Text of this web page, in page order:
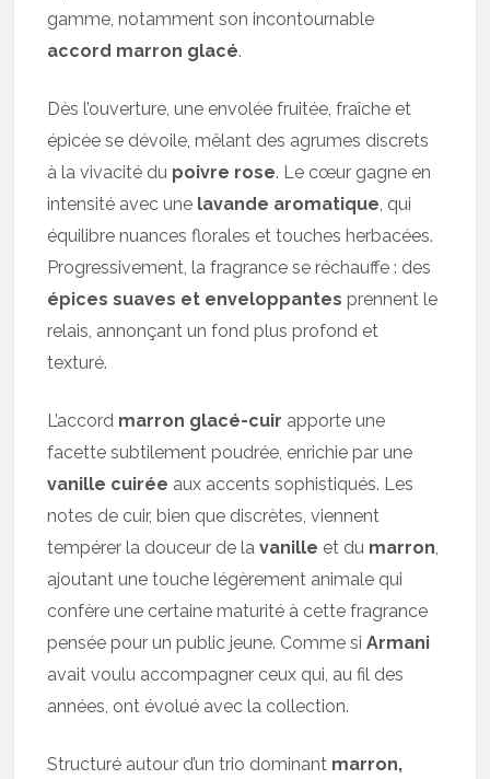
gamme, notamment son incontournable
accord marron glacé.
Dès l’ouverture, une envolée fruitée, fraîche et
épicée se dévoile, mêlant des agrumes discrets
à la vivacité du poivre rose. Le cœur gagne en
intensité avec une lavande aromatique, qui
équilibre nuances florales et touches herbacées.
Progressivement, la fragrance se réchauffe : des
épices suaves et enveloppantes prennent le
relais, annonçant un fond plus profond et
texturé.
L’accord marron glacé-cuir apporte une
facette subtilement poudrée, enrichie par une
vanille cuirée aux accents sophistiqués. Les
notes de cuir, bien que discrètes, viennent
tempérer la douceur de lavanille et du marron,
ajoutant une touche légèrement animale qui
confère une certaine maturité à cette fragrance
pensée pour un public jeune. Comme siArmani
avait voulu accompagner ceux qui, au fil des
années, ont évolué avec la collection.
Structuré autour d’un trio dominant marron,